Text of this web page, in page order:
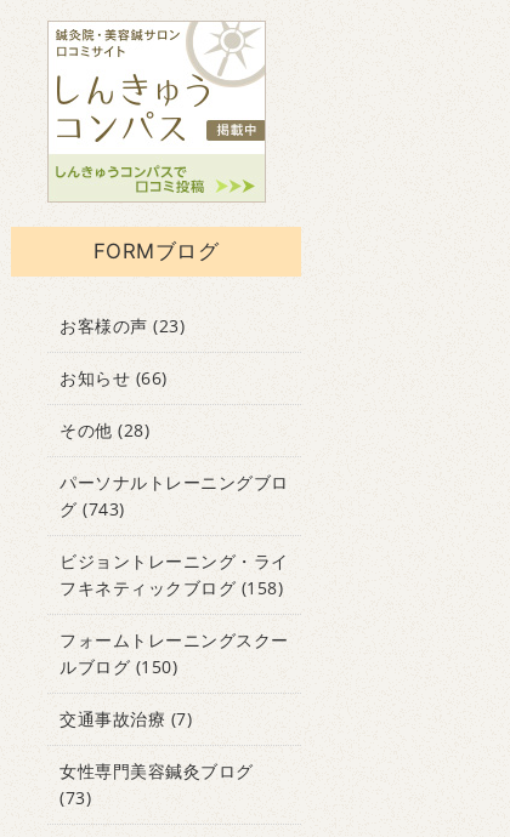
FORMブログ
お客様の声 (23)
お知らせ (66)
その他 (28)
パーソナルトレーニングブロ
グ (743)
ビジョントレーニング・ライ
フキネティックブログ (158)
フォームトレーニングスクー
ルブログ (150)
交通事故治療 (7)
女性専門美容鍼灸ブログ
(73)